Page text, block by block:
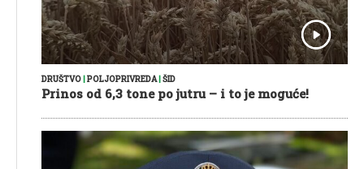
DRUŠTVO POLJOPRIVREDA| ŠID
Prinos od 6,3 tone po jutru – i to je moguće!